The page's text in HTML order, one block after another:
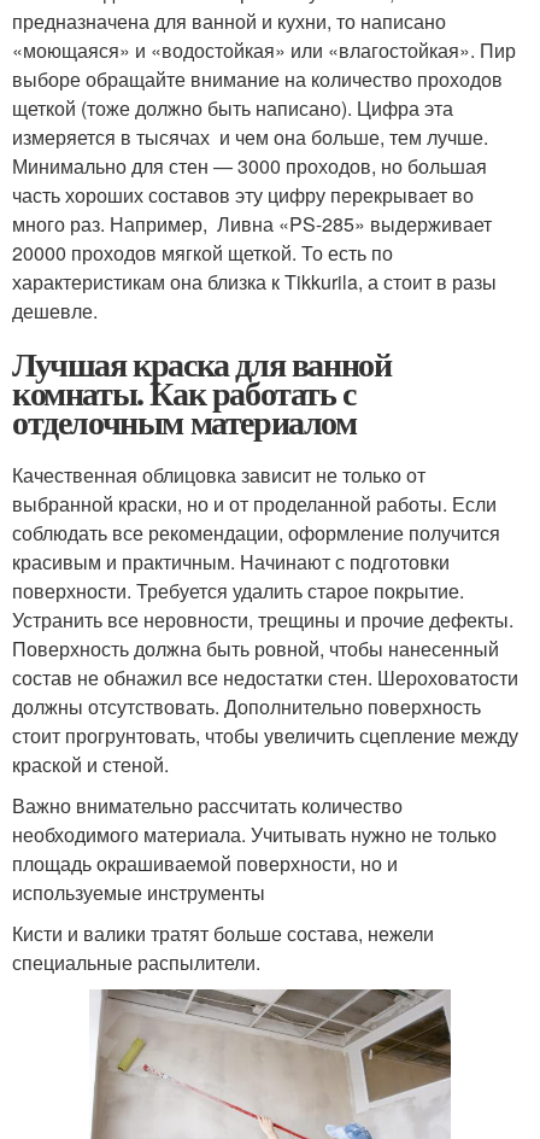
предназначена для ванной и кухни, то написано
«моющаяся» и «водостойкая» или «влагостойкая». Пир
выборе обращайте внимание на количество проходов
щеткой (тоже должно быть написано). Цифра эта
измеряется в тысячах и чем она больше, тем лучше.
Минимально для стен — 3000 проходов, но большая
часть хороших составов эту цифру перекрывает во
много раз. Например, Ливна «PS-285» выдерживает
20000 проходов мягкой щеткой. То есть по
характеристикам она близка к Tikkurila, а стоит в разы
дешевле.
Лучшая краска для ванной
комнаты. Как работать с
отделочным материалом
Качественная облицовка зависит не только от
выбранной краски, но и от проделанной работы. Если
соблюдать все рекомендации, оформление получится
красивым и практичным. Начинают с подготовки
поверхности. Требуется удалить старое покрытие.
Устранить все неровности, трещины и прочие дефекты.
Поверхность должна быть ровной, чтобы нанесенный
состав не обнажил все недостатки стен. Шероховатости
должны отсутствовать. Дополнительно поверхность
стоит прогрунтовать, чтобы увеличить сцепление между
краской и стеной.
Важно внимательно рассчитать количество
необходимого материала. Учитывать нужно не только
площадь окрашиваемой поверхности, но и
используемые инструменты
Кисти и валики тратят больше состава, нежели
специальные распылители.